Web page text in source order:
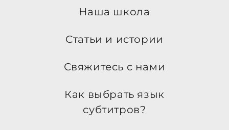
Наша школа
Статьи и истории
Свяжитесь с нами
Как выбрать язык
субтитров?